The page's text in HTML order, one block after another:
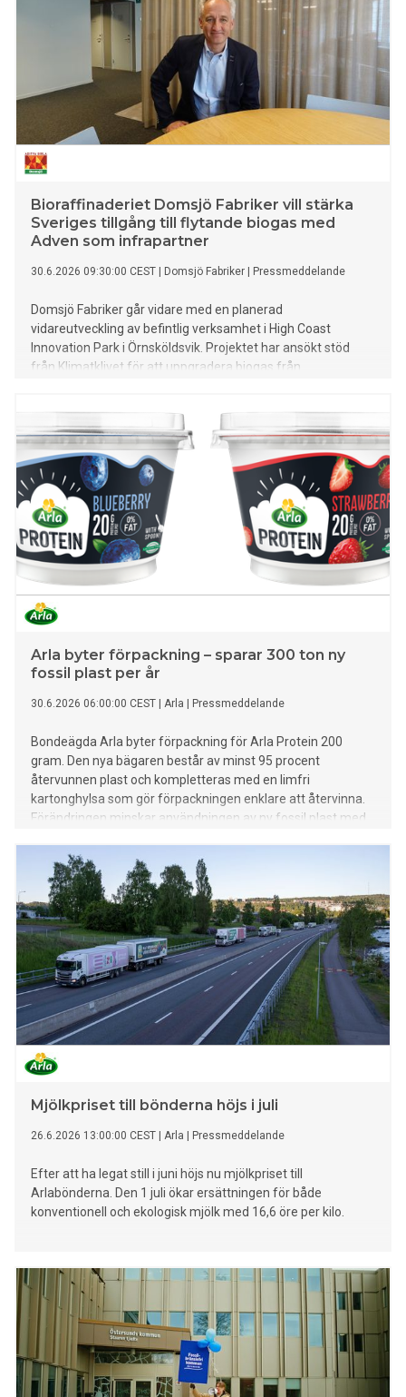
Bioraffinaderiet Domsjö Fabriker vill stärka
Sveriges tillgång till flytande biogas med
Adven som infrapartner
30.6.2026 09:30:00 CEST Domsjö Fabriker Pressmeddelande
Domsjö Fabriker går vidare med en planerad
vidareutveckling av befintlig verksamhet i High Coast
Innovation Park i Örnsköldsvik. Projektet har ansökt stöd
från Klimatklivet för att uppgradera biogas från
ska vara i drift under fjärde kvartalet 2028.
Arla byter förpackning – sparar 300 ton ny
fossil plast per år
30.6.2026 06:00:00 CEST Arla Pressmeddelande
Bondeägda Arla byter förpackning för Arla Protein 200
gram. Den nya bägaren består av minst 95 procent
återvunnen plast och kompletteras med en limfri
kartonghylsa som gör förpackningen enklare att återvinna.
Förändringen minskar användningen av ny fossil plast med
Mjölkpriset till bönderna höjs i juli
26.6.2026 13:00:00 CEST Arla Pressmeddelande
Efter att ha legat still i juni höjs nu mjölkpriset till
Arlabönderna. Den 1 juli ökar ersättningen för både
konventionell och ekologisk mjölk med 16,6 öre per kilo.